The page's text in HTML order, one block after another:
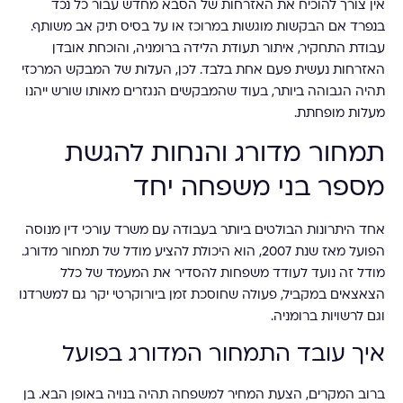
אין צורך להוכיח את האזרחות של הסבא מחדש עבור כל נכד
בנפרד אם הבקשות מוגשות במרוכז או על בסיס תיק אב משותף.
עבודת התחקיר, איתור תעודת הלידה ברומניה, והוכחת אובדן
האזרחות נעשית פעם אחת בלבד. לכן, העלות של המבקש המרכזי
תהיה הגבוהה ביותר, בעוד שהמבקשים הנגזרים מאותו שורש ייהנו
מעלות מופחתת.
תמחור מדורג והנחות להגשת
מספר בני משפחה יחד
אחד היתרונות הבולטים ביותר בעבודה עם משרד עורכי דין מנוסה
הפועל מאז שנת 2007, הוא היכולת להציע מודל של תמחור מדורג.
מודל זה נועד לעודד משפחות להסדיר את המעמד של כלל
הצאצאים במקביל, פעולה שחוסכת זמן ביורוקרטי יקר גם למשרדנו
וגם לרשויות ברומניה.
איך עובד התמחור המדורג בפועל
ברוב המקרים, הצעת המחיר למשפחה תהיה בנויה באופן הבא. בן